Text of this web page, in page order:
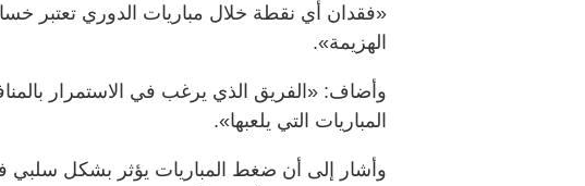
«فقدان أي نقطة خلال مباريات الدوري تعتبر
الهزيمة».
وأضاف: «الفريق الذي يرغب في الاستمرار
المباريات التي يلعبها».
وأشار إلى أن ضغط المباريات يؤثر بشكل